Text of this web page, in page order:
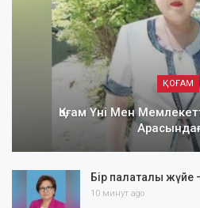
ҚОҒАМ
Қоғам Үні Мен
Бір палаталы жүйе
10 минут ago